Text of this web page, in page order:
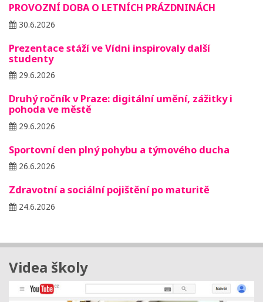
PROVOZNÍ DOBA O LETNÍCH PRÁZDNINÁCH
30.6.2026
Prezentace stáží ve Vídni inspirovaly další
studenty
29.6.2026
Druhý ročník v Praze: digitální umění, zážitky i
pohoda ve městě
29.6.2026
Sportovní den plný pohybu a týmového ducha
26.6.2026
Zdravotní a sociální pojištění po maturitě
24.6.2026
Videa školy